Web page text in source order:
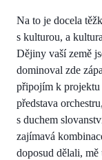
Na to je docela
s kulturou, a
Dějiny vaší země
dominoval zde
připojím k projektu
představa
s duchem
zajímavá
doposud dělali,